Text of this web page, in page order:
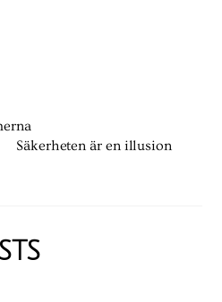
Säkerheten är en illusion